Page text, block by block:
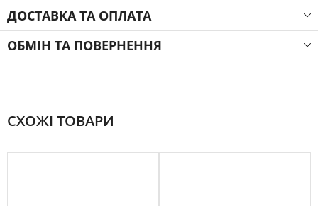
ДОСТАВКА ТА ОПЛАТА
ОБМІН ТА ПОВЕРНЕННЯ
СХОЖІ ТОВАРИ